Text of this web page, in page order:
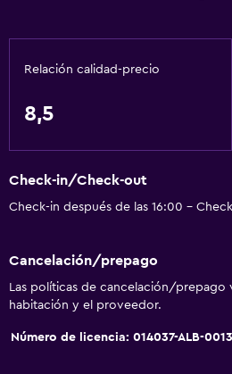
Relación calidad-precio
8,5
Check-in/Check-out
Check-in después de las 16:00 -
Cancelación/prepago
Las políticas de cancelación/prepago
habitación y el proveedor.
Número de licencia: 014037-ALB-